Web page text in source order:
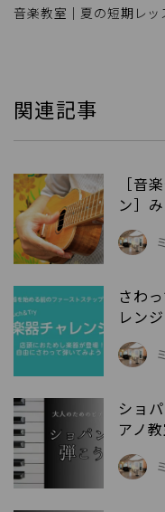
音楽教室｜夏の短期レッ
関連記事
［音
ン］
さわ
レンジ
ショ
アノ教